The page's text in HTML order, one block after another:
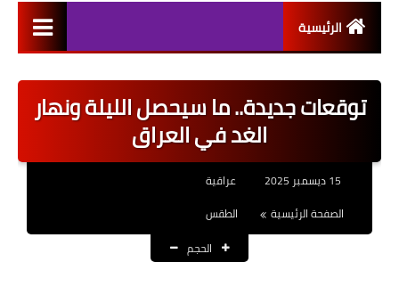
الرئيسية
اخبار القطاع العام
اخبار القطاع الخاص
العقود والاجور اليومية
توقعات جديدة.. ما سيحصل الليلة ونهار
الغد في العراق
عراقية
الصفحة الرئيسية
الطقس
الحجم